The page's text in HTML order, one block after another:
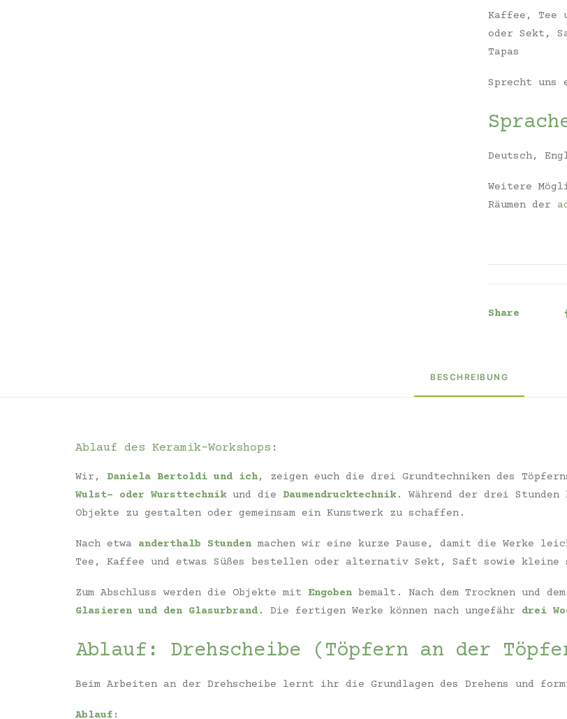
Kaffee, Tee
oder Sekt,
Tapas
Sprecht uns
Deutsch,
Weitere
Räumen der
Share
BESCHREIBUNG
Ablauf des Keramik-Workshops:
Wir, Daniela Bertoldi und ich, zeigen euch die drei Grundtechniken des
Wulst- oder Wursttechnik und die Daumendrucktechnik . Während der drei
Objekte zu gestalten oder gemeinsam ein Kunstwerk zu schaffen.
Nach etwa anderthalb Stunden machen wir eine kurze Pause, damit die Werke
Tee, Kaffee und etwas Süßes bestellen oder alternativ Sekt, Saft sowie kleine
Zum Abschluss werden die Objekte mit Engoben bemalt. Nach dem Trocknen und
Glasieren und den Glasurbrand . Die fertigen Werke können nach ungefähr drei
Ablauf: Drehscheibe (Töpfern an der
Beim Arbeiten an der Drehscheibe lernt ihr die Grundlagen des Drehens und
Ablauf: